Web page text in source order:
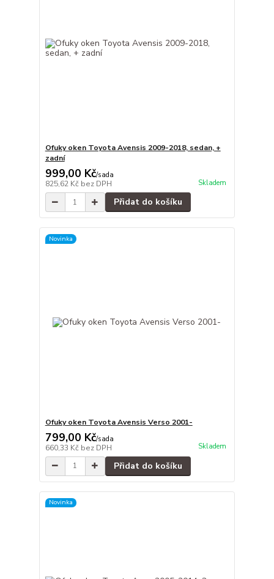
Ofuky oken Toyota Avensis 2009-2018, sedan, +
zadní
999,00 Kč/sada
825,62 Kč bez DPH Skladem
Přidat do košíku
Novinka
Ofuky oken Toyota Avensis Verso 2001-
799,00 Kč/sada
660,33 Kč bez DPH Skladem
Přidat do košíku
Novinka